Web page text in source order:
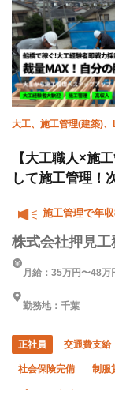
大工、施工管理(建築)、
【大工職人×施
して施工管理！
施工管理で年
株式会社押見工
月給：35万円〜48万
勤務地：千葉
正社員 交通費支給
社会保険完備 制服